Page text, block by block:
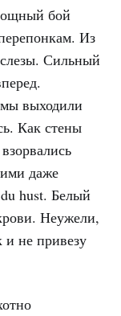
бой
Из
Сильный
выходили
Как стены
даже
hust. Белый
Неужели,
и не привезу